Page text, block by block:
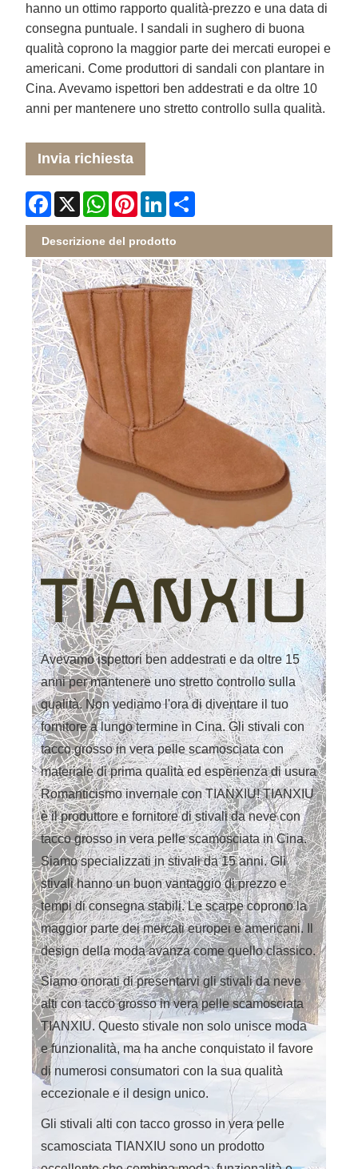
hanno un ottimo rapporto qualità-prezzo e una data di
consegna puntuale. I sandali in sughero di buona
qualità coprono la maggior parte dei mercati europei e
americani. Come produttori di sandali con plantare in
Cina. Avevamo ispettori ben addestrati e da oltre 10
anni per mantenere uno stretto controllo sulla qualità.
Invia richiesta
Facebook
X WhatsApp
PinterestLinkedIn
Descrizione del prodotto
Avevamo ispettori ben addestrati e da oltre 15
anni per mantenere uno stretto controllo sulla
qualità. Non vediamo l'ora di diventare il tuo
fornitore a lungo termine in Cina. Gli stivali con
tacco grosso in vera pelle scamosciata con
materiale di prima qualità ed esperienza di usura
Romanticismo invernale con TIANXIU! TIANXIU
è il produttore e fornitore di stivali da neve con
tacco grosso in vera pelle scamosciata in Cina.
Siamo specializzati in stivali da 15 anni. Gli
stivali hanno un buon vantaggio di prezzo e
tempi di consegna stabili. Le scarpe coprono la
maggior parte dei mercati europei e americani. Il
design della moda avanza come quello classico.
Siamo onorati di presentarvi gli stivali da neve
alti con tacco grosso in vera pelle scamosciata
TIANXIU. Questo stivale non solo unisce moda
e funzionalità, ma ha anche conquistato il favore
di numerosi consumatori con la sua qualità
eccezionale e il design unico.
Gli stivali alti con tacco grosso in vera pelle
scamosciata TIANXIU sono un prodotto